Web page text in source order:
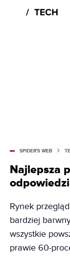
SPIDER'S WEB
Najlepsza
Rynek
bardziej
wszystkie
prawie 60-